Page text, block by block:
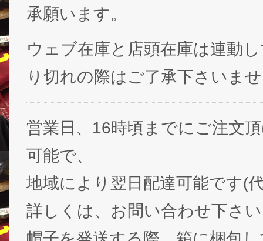
承願います。
ウェブ在庫と店頭在庫は連動
り切れの際はご了承下さいま
営業日、16時頃までにご注文
可能で、
地域により翌日配達可能です(
詳しくは、お問い合わせ下さ